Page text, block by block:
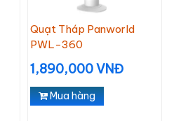
Quạt Tháp Panworld
PWL-360
1,890,000 VNĐ
Mua hàng